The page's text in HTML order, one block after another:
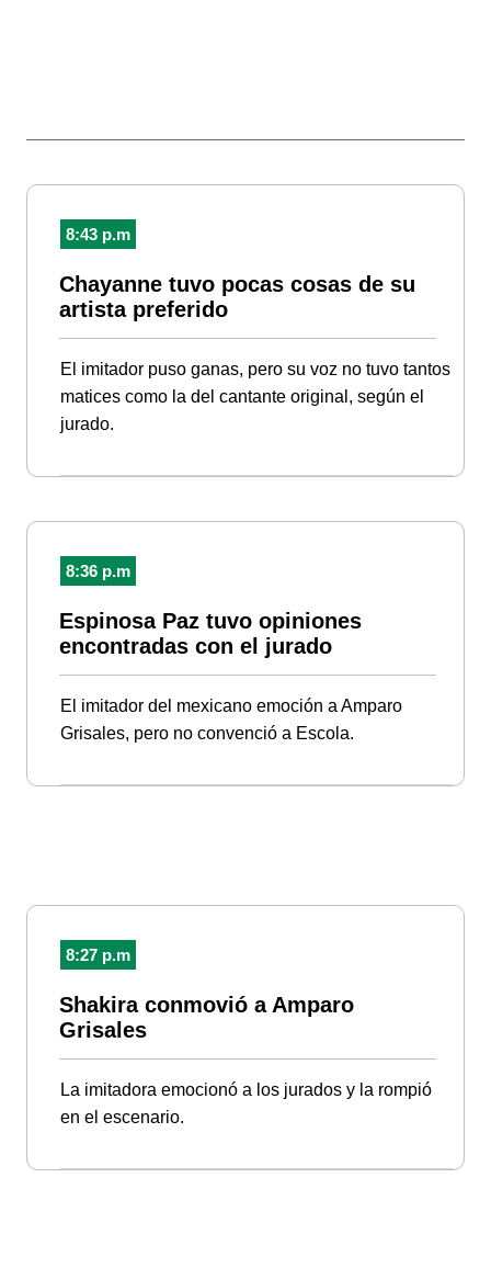
8:43 p.m
Chayanne tuvo pocas cosas de su
artista preferido
El imitador puso ganas, pero su voz no tuvo tantos
matices como la del cantante original, según el
jurado.
8:36 p.m
Espinosa Paz tuvo opiniones
encontradas con el jurado
El imitador del mexicano emoción a Amparo
Grisales, pero no convenció a Escola.
8:27 p.m
Shakira conmovió a Amparo
Grisales
La imitadora emocionó a los jurados y la rompió
en el escenario.